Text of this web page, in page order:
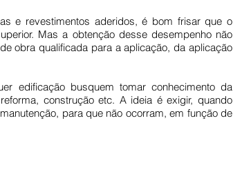
e revestimentos aderidos, é bom frisar que o
Mas a obtenção desse desempenho não
obra qualificada para a aplicação, da aplicação
edificação busquem tomar conhecimento da
construção etc. A ideia é exigir, quando
para que não ocorram, em função de